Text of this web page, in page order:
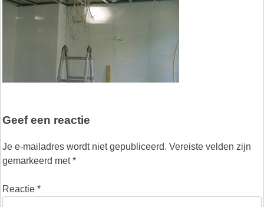
Geef een reactie
Je e-mailadres wordt niet gepubliceerd. Vereiste velden zijn
gemarkeerd met*
Reactie *